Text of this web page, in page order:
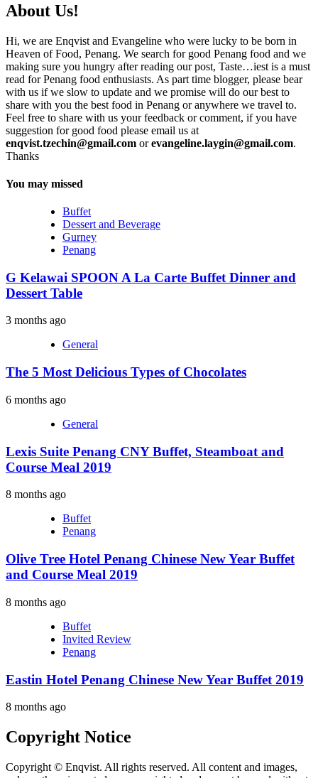
About Us!
Hi, we are Enqvist and Evangeline who were lucky to be born in
Heaven of Food, Penang. We search for good Penang food and we
making sure you hungry after reading our post, Taste…iest is a must
read for Penang food enthusiasts. As part time blogger, please bear
with us if we slow to update and we promise will do our best to
share with you the best food in Penang or anywhere we travel to.
Feel free to share with us your feedback or comment, if you have
suggestion for good food please email us at
enqvist.tzechin@gmail.com orevangeline.laygin@gmail.com.
Thanks
You may missed
Buffet
Dessert and Beverage
Gurney
Penang
G Kelawai SPOON A La Carte Buffet Dinner and
Dessert Table
3 months ago
General
The 5 Most Delicious Types of Chocolates
6 months ago
General
Lexis Suite Penang CNY Buffet, Steamboat and
Course Meal 2019
8 months ago
Buffet
Penang
Olive Tree Hotel Penang Chinese New Year Buffet
and Course Meal 2019
8 months ago
Buffet
Invited Review
Penang
Eastin Hotel Penang Chinese New Year Buffet 2019
8 months ago
Copyright Notice
Copyright © Enqvist. All rights reserved. All content and images,